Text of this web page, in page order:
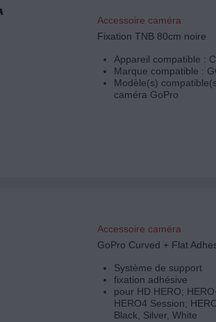
Accessoire caméra
Fixation TNB 80cm noire
Appareil compatible :
Marque compatible :
Modèle(s)
caméra GoPro
Accessoire caméra
GoPro Curved + Flat
Système de support
fixation adhésive
pour HD HERO;
HERO4 Session;
Black, Silver, White